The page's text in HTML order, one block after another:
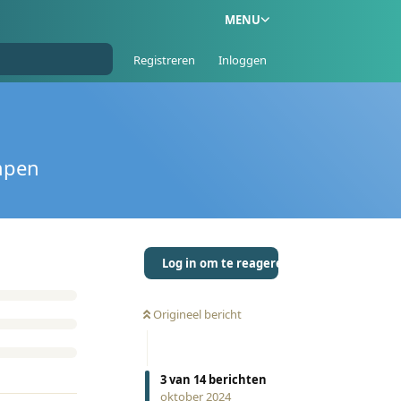
MENU
Registreren Inloggen
Log in om te reageren
Origineel bericht
3van 14berichten
oktober 2024